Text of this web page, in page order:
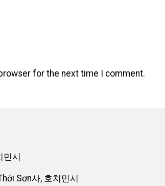
for the next time I comment.
민시
Sơn사, 호치민시